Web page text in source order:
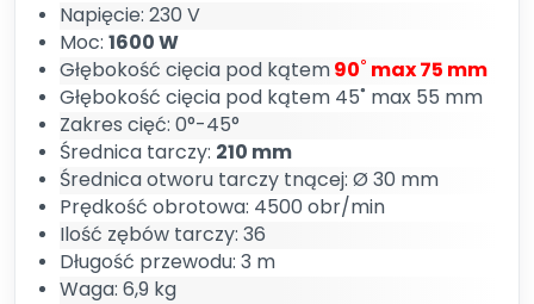
Napięcie: 230 V
Moc: 1600 W
Głębokość cięcia pod kątem90˚ max 75 mm
Głębokość cięcia pod kątem 45˚ max 55 mm
Zakres cięć: 0°-45°
Średnica tarczy: 210 mm
Średnica otworu tarczy tnącej: Ø 30 mm
Prędkość obrotowa: 4500 obr/min
Ilość zębów tarczy: 36
Długość przewodu: 3 m
Waga: 6,9 kg